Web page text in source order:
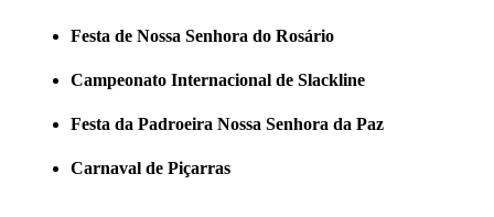
Festa de Nossa Senhora do Rosário
Campeonato Internacional de Slackline
Festa da Padroeira Nossa Senhora da Paz
Carnaval de Piçarras